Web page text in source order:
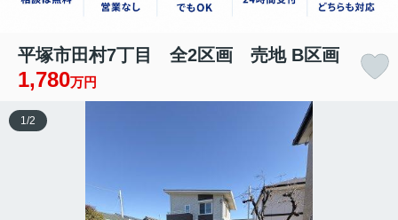
平塚市田村7丁目 全2区画 売地 B区画
1,780万円
1/2